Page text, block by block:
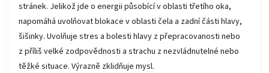
stránek. Jelikož jde o energii působící v oblasti třetího oka,
napomáhá uvolňovat blokace v oblasti čela a zadní části hlavy,
šišinky. Uvolňuje stres a bolesti hlavy z přepracovanosti nebo
z příliš velké zodpovědnosti a strachu z nezvládnutelné nebo
těžké situace. Výrazně zklidňuje mysl.